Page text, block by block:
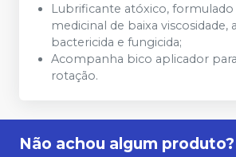
Lubrificante atóxico,
medicinal de baixa viscosidade,
bactericida e fungicida;
Acompanha bico aplicador
rotação.
Não achou algum produto?